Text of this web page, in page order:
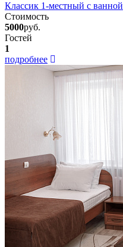
Классик 1-местный с ванной
Стоимость
5000руб.
Гостей
1
подробнее